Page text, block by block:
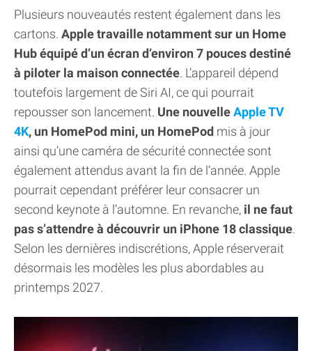
Plusieurs nouveautés restent également dans les
cartons. Apple travaille notamment sur un Home
Hub équipé d’un écran d’environ 7 pouces destiné
à piloter la maison connectée. L’appareil dépend
toutefois largement de Siri AI, ce qui pourrait
repousser son lancement. Une nouvelleApple TV
4K, un HomePod mini, un HomePod mis à jour
ainsi qu’une caméra de sécurité connectée sont
également attendus avant la fin de l’année. Apple
pourrait cependant préférer leur consacrer un
second keynote à l’automne. En revanche, il ne faut
pas s’attendre à découvrir un iPhone 18 classique.
Selon les dernières indiscrétions, Apple réserverait
désormais les modèles les plus abordables au
printemps 2027.